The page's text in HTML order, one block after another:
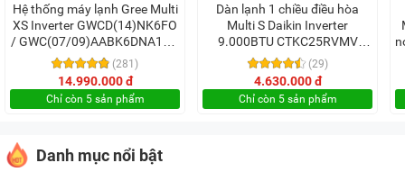
Hệ thống máy lạnh Gree Multi
XS Inverter GWCD(14)NK6FO
/ GWC(07/09)AABK6DNA1B/I
(1 nóng, 2 lạnh)
(281)
14.990.000 đ
Chỉ còn 5 sản phẩm
Dàn lạnh 1 chiều điều hòa
Multi S Daikin Inverter
9.000BTU CTKC25RVMV
(Chưa kèm cục nóng)
(29)
4.630.000 đ
Chỉ còn 5 sản phẩm
Danh mục nổi bật